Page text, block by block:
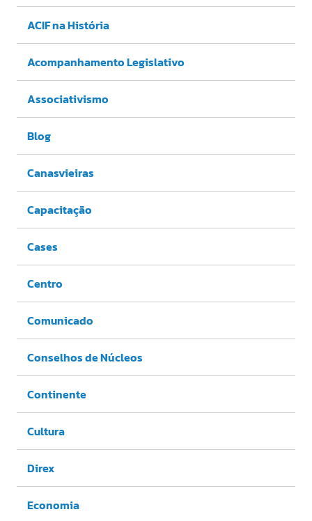
ACIF na História
Acompanhamento Legislativo
Associativismo
Blog
Canasvieiras
Capacitação
Cases
Centro
Comunicado
Conselhos de Núcleos
Continente
Cultura
Direx
Economia